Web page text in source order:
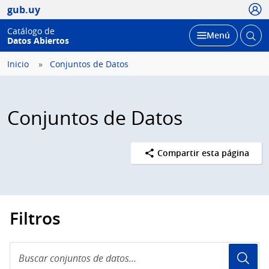
gub.uy
Catálogo de
Datos Abiertos
Desplegar
Menú Abrir
Inicio Conjuntos de Datos
Conjuntos de Datos
Compartir esta página
Filtros
conjuntos